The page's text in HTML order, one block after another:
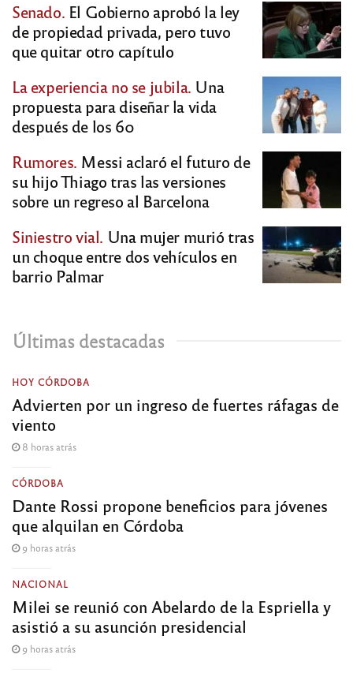
Senado. El Gobierno aprobó la ley
de propiedad privada, pero tuvo
que quitar otro capítulo
La experiencia no se jubila. Una
propuesta para diseñar la vida
después de los 60
Rumores. Messi aclaró el futuro de
su hijo Thiago tras las versiones
sobre un regreso al Barcelona
Siniestro vial. Una mujer murió tras
un choque entre dos vehículos en
barrio Palmar
Últimas destacadas
HOY CÓRDOBA
Advierten por un ingreso de fuertes ráfagas de
viento
8 horas atrás
CÓRDOBA
Dante Rossi propone beneficios para jóvenes
que alquilan en Córdoba
9 horas atrás
NACIONAL
Milei se reunió con Abelardo de la Espriella y
asistió a su asunción presidencial
9 horas atrás